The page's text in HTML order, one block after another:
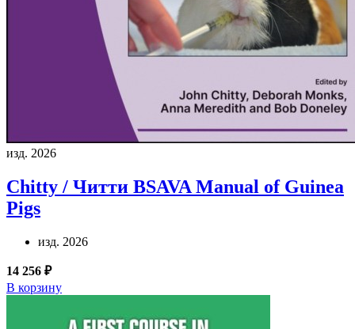
изд. 2026
Chitty / Читти BSAVA Manual of Guinea
Pigs
изд. 2026
14 256 ₽
В корзину